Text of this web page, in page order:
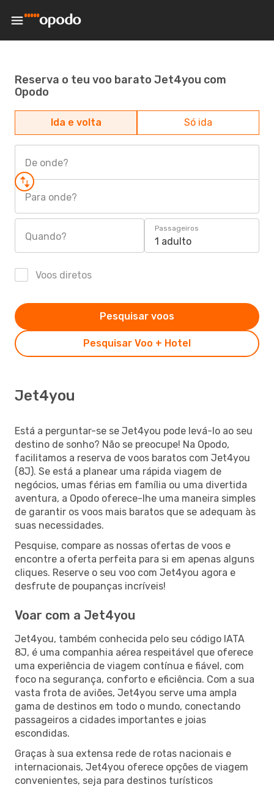
Reserva o teu voo barato Jet4you com
Opodo
Ida e volta Só ida
De onde?
Para onde?
Quando?
Passageiros
1 adulto
Voos diretos
Pesquisar Voo + Hotel
Pesquisar voos
Jet4you
Está a perguntar-se se Jet4you pode levá-lo ao seu
destino de sonho? Não se preocupe! Na Opodo,
facilitamos a reserva de voos baratos com Jet4you
(8J). Se está a planear uma rápida viagem de
negócios, umas férias em família ou uma divertida
aventura, a Opodo oferece-lhe uma maneira simples
de garantir os voos mais baratos que se adequam às
suas necessidades.
Pesquise, compare as nossas ofertas de voos e
encontre a oferta perfeita para si em apenas alguns
cliques. Reserve o seu voo com Jet4you agora e
desfrute de poupanças incríveis!
Voar com a Jet4you
Jet4you, também conhecida pelo seu código IATA
8J, é uma companhia aérea respeitável que oferece
uma experiência de viagem contínua e fiável, com
foco na segurança, conforto e eficiência. Com a sua
vasta frota de aviões, Jet4you serve uma ampla
gama de destinos em todo o mundo, conectando
passageiros a cidades importantes e joias
escondidas.
Graças à sua extensa rede de rotas nacionais e
internacionais, Jet4you oferece opções de viagem
convenientes, seja para destinos turísticos